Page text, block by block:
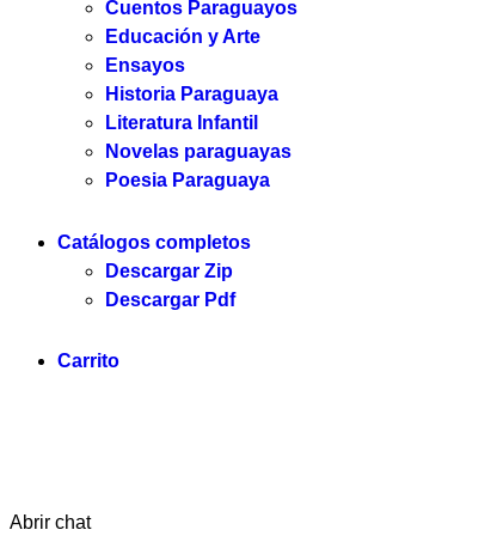
Cuentos Paraguayos
Educación y Arte
Ensayos
Historia Paraguaya
Literatura Infantil
Novelas paraguayas
Poesia Paraguaya
Catálogos completos
Descargar Zip
Descargar Pdf
Carrito
Abrir chat